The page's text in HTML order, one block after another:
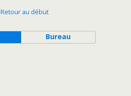
Retour au début
Bureau